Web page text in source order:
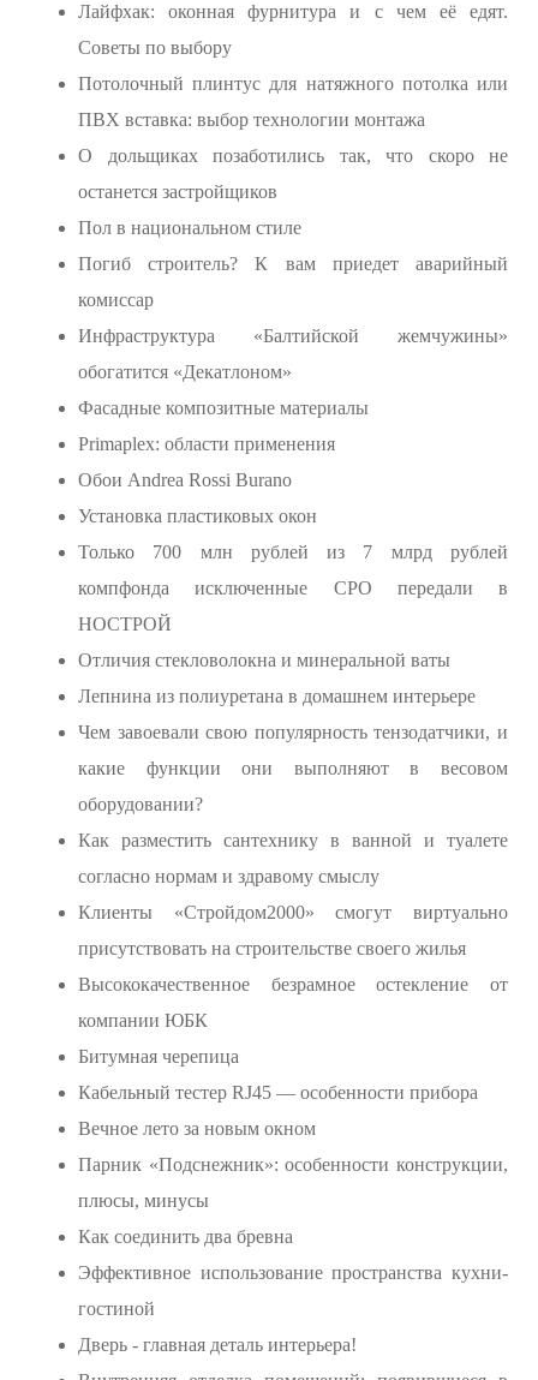
Лайфхак: оконная фурнитура и с чем её едят.
Советы по выбору
Потолочный плинтус для натяжного потолка или
ПВХ вставка: выбор технологии монтажа
О дольщиках позаботились так, что скоро не
останется застройщиков
Пол в национальном стиле
Погиб строитель? К вам приедет аварийный
комиссар
Инфраструктура «Балтийской жемчужины»
обогатится «Декатлоном»
Фасадные композитные материалы
Primaplex: области применения
Обои Andrea Rossi Burano
Установка пластиковых окон
Только 700 млн рублей из 7 млрд рублей
компфонда исключенные СРО передали в
НОСТРОЙ
Отличия стекловолокна и минеральной ваты
Лепнина из полиуретана в домашнем интерьере
Чем завоевали свою популярность тензодатчики, и
какие функции они выполняют в весовом
оборудовании?
Как разместить сантехнику в ванной и туалете
согласно нормам и здравому смыслу
Клиенты «Стройдом2000» смогут виртуально
присутствовать на строительстве своего жилья
Высококачественное безрамное остекление от
компании ЮБК
Битумная черепица
Кабельный тестер RJ45 — особенности прибора
Вечное лето за новым окном
Парник «Подснежник»: особенности конструкции,
плюсы, минусы
Как соединить два бревна
Эффективное использование пространства кухни-
гостиной
Дверь - главная деталь интерьера!